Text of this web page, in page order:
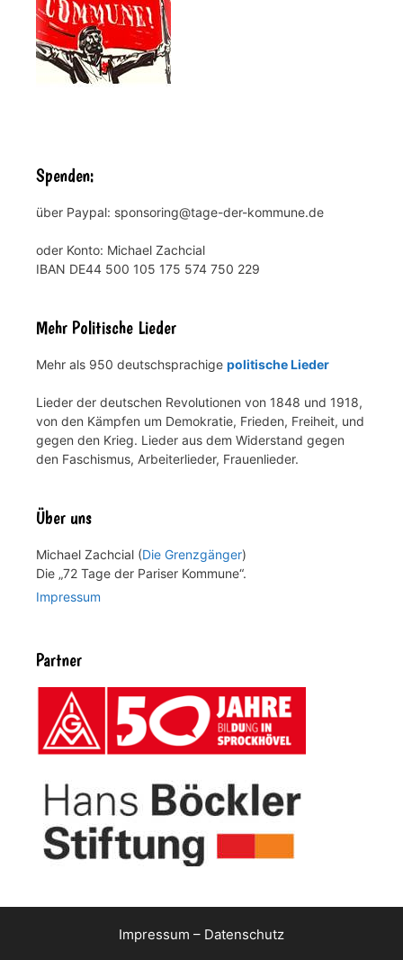
Spenden:
über Paypal: sponsoring@tage-der-kommune.de
oder Konto: Michael Zachcial
IBAN DE44 500 105 175 574 750 229
Mehr Politische Lieder
Mehr als 950 deutschsprachige politische Lieder
Lieder der deutschen Revolutionen von 1848 und 1918,
von den Kämpfen um Demokratie, Frieden, Freiheit, und
gegen den Krieg. Lieder aus dem Widerstand gegen
den Faschismus, Arbeiterlieder, Frauenlieder.
Über uns
Michael Zachcial (Die Grenzgänger)
Die „72 Tage der Pariser Kommune“.
Impressum
Partner
Impressum – Datenschutz